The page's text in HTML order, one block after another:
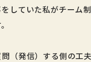
していた私がチーム
（発信）する側の工